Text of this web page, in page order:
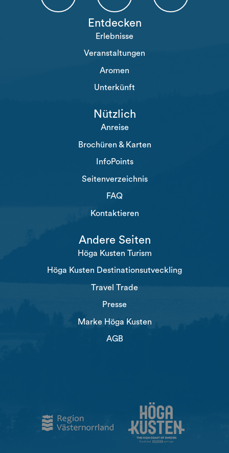
Högakusten Facebook (opens in a new tab)
Högakusten Instagram (opens in a
Entdecken
Erlebnisse
Veranstaltungen
Aromen
Unterkünft
Nützlich
Anreise
Brochüren & Karten
InfoPoints
Seitenverzeichnis
FAQ
Kontaktieren
Andere Seiten
Höga Kusten Turism
Höga Kusten Destinationsutveckling
Travel Trade
Presse
Marke Höga Kusten
AGB